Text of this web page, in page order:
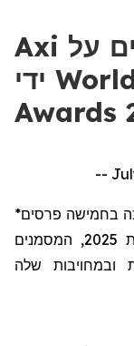
Axi זכתה בחמישה פרסים על
ידי World Business Outlook
בחמישה פרסים*
שלה